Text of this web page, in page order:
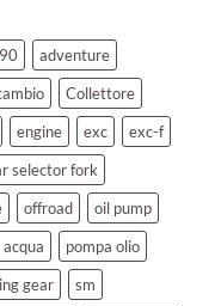
adventure
Collettore
engine exc
exc-f
selector fork
offroad
oil pump
pompa olio
gear
sm